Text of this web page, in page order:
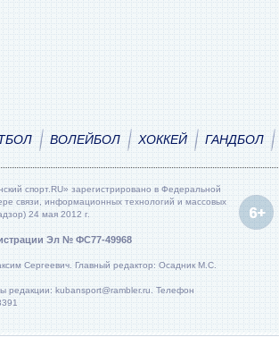
ВОЛЕЙБОЛ ХОККЕЙ ГАНДБОЛ
спорт.RU» зарегистрировано в Федеральной
связи, информационных технологий и массовых
24 мая 2012 г.
Эл № ФС77-49968
Сергеевич. Главный редактор: Осадник М.С.
редакции: kubansport@rambler.ru. Телефон